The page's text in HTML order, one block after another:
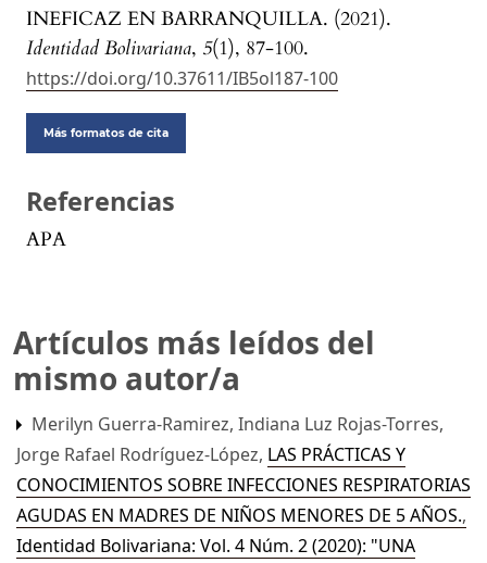
INEFICAZ EN BARRANQUILLA. (2021).
Identidad Bolivariana, 5(1), 87-100.
https://doi.org/10.37611/IB5ol187-100
Más formatos de cita
Referencias
APA
Artículos más leídos del
mismo autor/a
Merilyn Guerra-Ramirez, Indiana Luz Rojas-Torres,
Jorge Rafael Rodríguez-López, LAS PRÁCTICAS Y
CONOCIMIENTOS SOBRE INFECCIONES RESPIRATORIAS
AGUDAS EN MADRES DE NIÑOS MENORES DE 5 AÑOS.,
Identidad Bolivariana: Vol. 4 Núm. 2 (2020): "UNA